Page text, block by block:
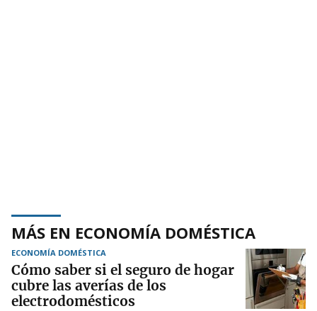
MÁS EN ECONOMÍA DOMÉSTICA
ECONOMÍA DOMÉSTICA
Cómo saber si el seguro de hogar
cubre las averías de los
electrodomésticos